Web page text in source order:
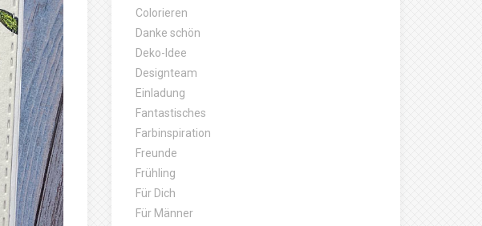
Colorieren
Danke schön
Deko-Idee
Designteam
Einladung
Fantastisches
Farbinspiration
Freunde
Frühling
Für Dich
Für Männer